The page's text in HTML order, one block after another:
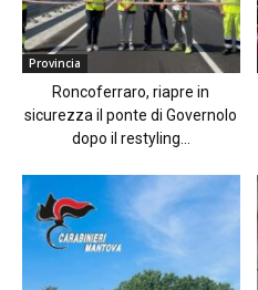
Provincia
Roncoferraro, riapre in
sicurezza il ponte di Governolo
dopo il restyling...